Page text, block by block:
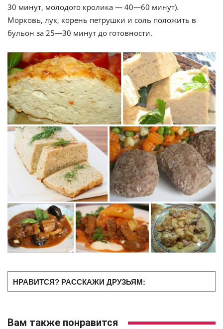
30 минут, молодого кролика — 40—60 минут).
Морковь, лук, корень петрушки и соль положить в
бульон за 25—30 минут до готовности.
НРАВИТСЯ? РАССКАЖИ ДРУЗЬЯМ:
Вам также понравится